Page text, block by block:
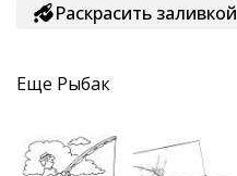
Раскрасить заливкой
Еще Рыбак